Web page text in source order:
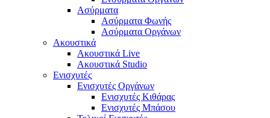
Ασύρματα
Ασύρματα Φωνής
Ασύρματα Οργάνων
Ακουστικά
Ακουστικά Live
Ακουστικά Studio
Ενισχυτές
Ενισχυτές Οργάνων
Ενισχυτές Κιθάρας
Ενισχυτές Μπάσου